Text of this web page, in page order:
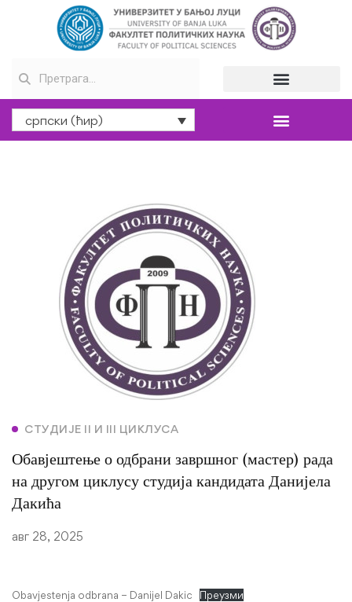
српски (ћир)
СТУДИЈЕ II И III ЦИКЛУСА
Обавјештење о одбрани завршног (мастер) рада
на другом циклусу студија кандидата Данијела
Дакића
авг 28, 2025
Obavjestenja odbrana – Danijel Dakic Преузми